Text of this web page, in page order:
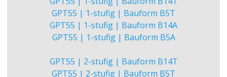
GPT55 | 1-stufig | Bauform B5T
GPT55 | 1-stufig | Bauform B14A
GPT55 | 1-stufig | Bauform B5A
GPT55 | 2-stufig | Bauform B14T
GPT55 | 2-stufig | Bauform B5T